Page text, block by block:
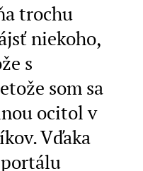
trochu
niekoho,
s
som sa
ocitol v
Vďaka